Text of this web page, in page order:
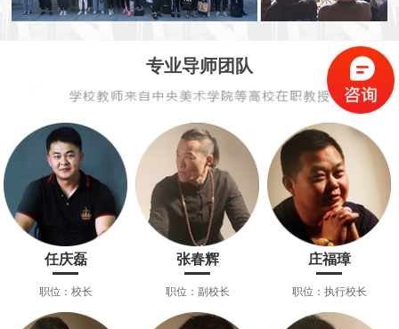
专业导师团队
任庆磊
职位：校长
张春辉
职位：副校长
庄福璋
职位：执行校长